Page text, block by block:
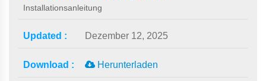
Installationsanleitung
Dezember 12, 2025
Herunterladen